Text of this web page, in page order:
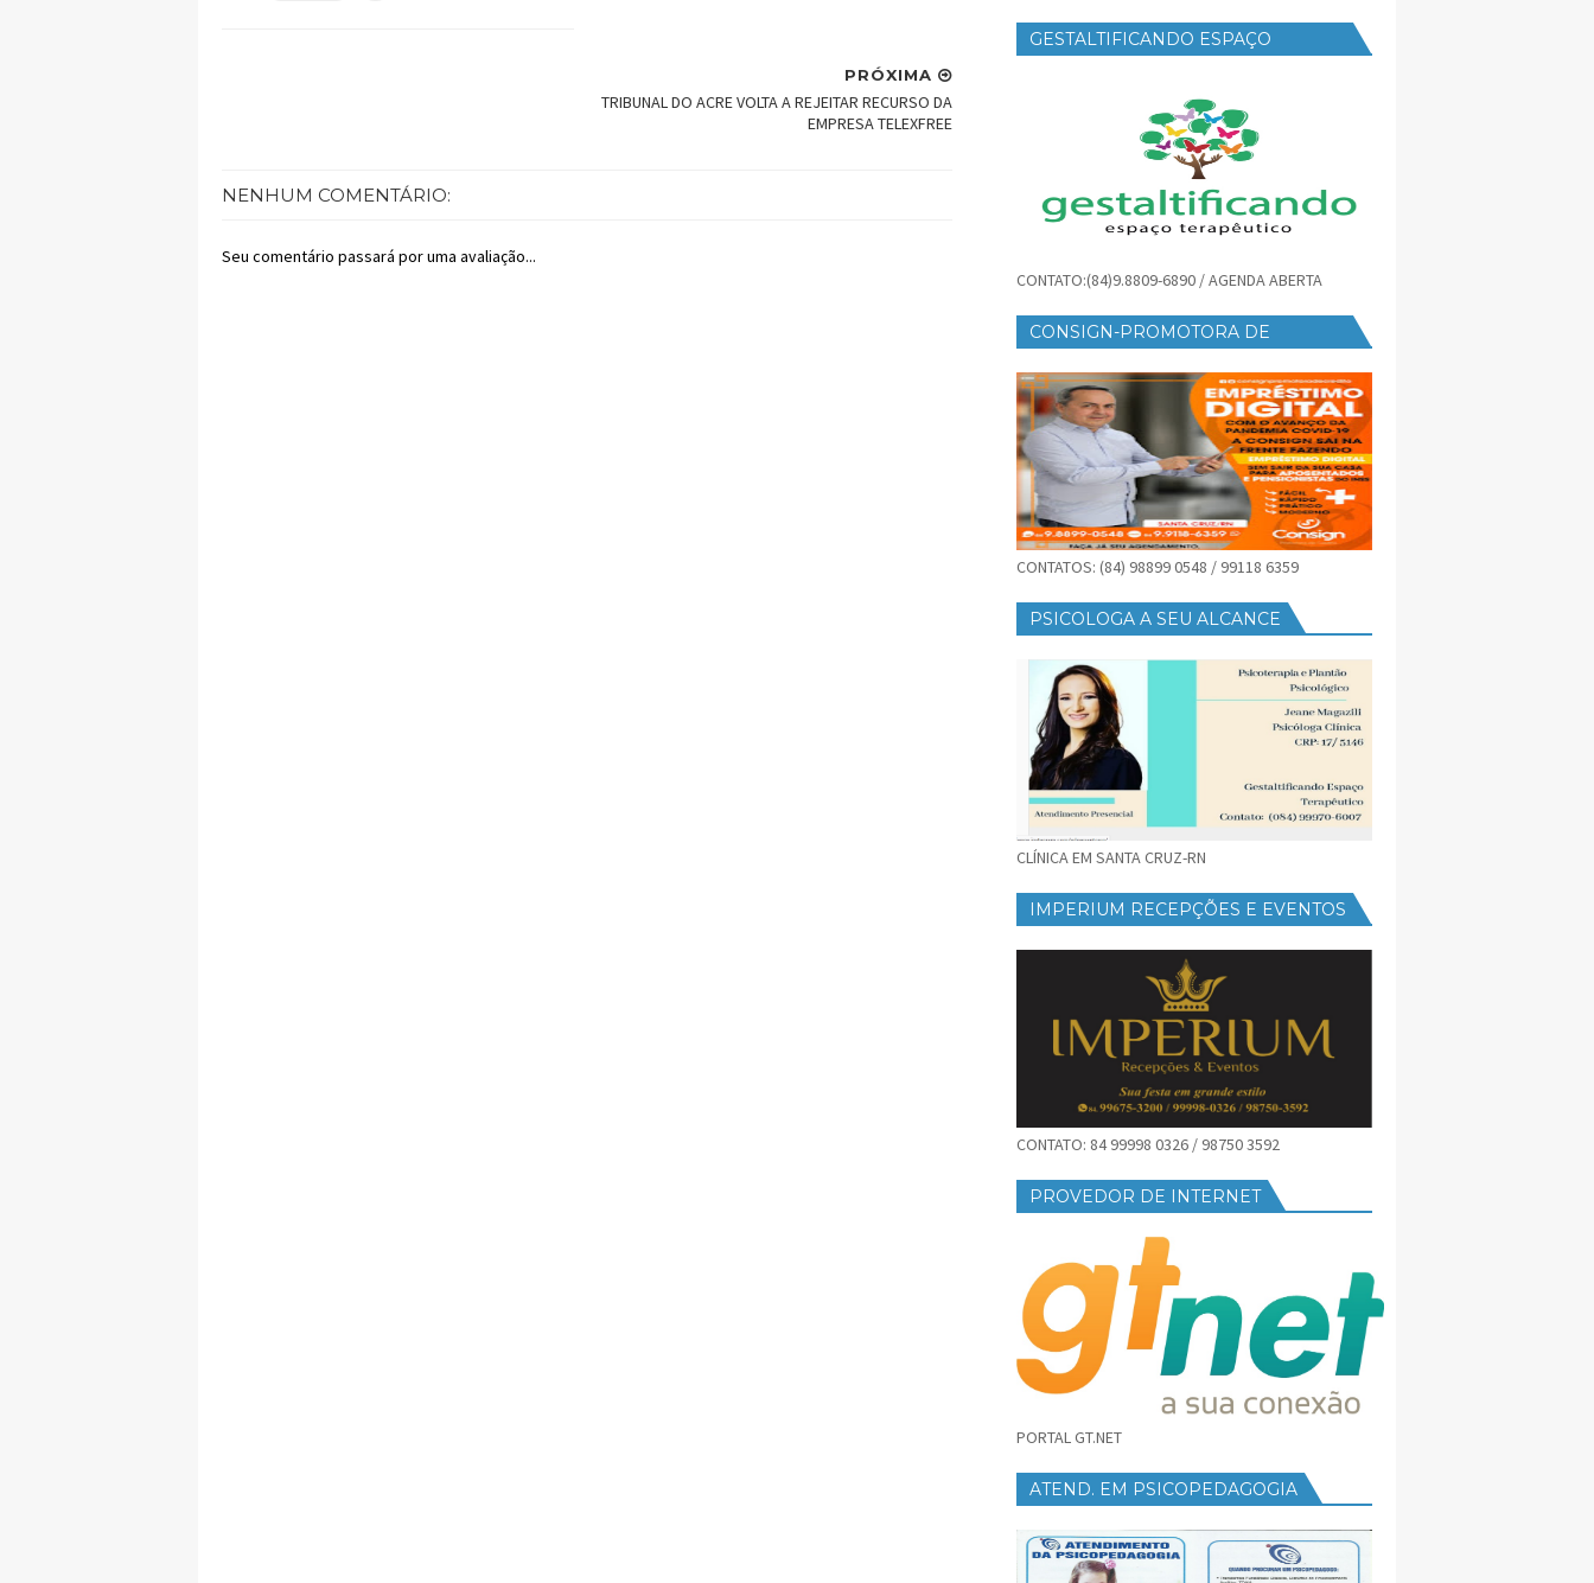
PRÓXIMA
TRIBUNAL DO ACRE VOLTA A REJEITAR RECURSO DA
EMPRESA TELEXFREE
NENHUM COMENTÁRIO:
Seu comentário passará por uma avaliação...
GESTALTIFICANDO ESPAÇO
CONTATO:(84)9.8809-6890 / AGENDA ABERTA
CONSIGN-PROMOTORA DE
CONTATOS: (84) 98899 0548 / 99118 6359
PSICOLOGA A SEU ALCANCE
CLÍNICA EM SANTA CRUZ-RN
IMPERIUM RECEPÇÕES E EVENTOS
CONTATO: 84 99998 0326 / 98750 3592
PROVEDOR DE INTERNET
PORTAL GT.NET
ATEND. EM PSICOPEDAGOGIA